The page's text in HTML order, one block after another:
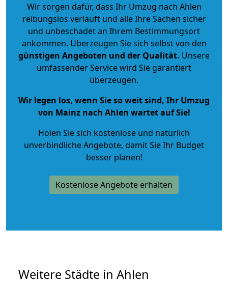
Wir sorgen dafür, dass Ihr Umzug nach Ahlen
reibungslos verläuft und alle Ihre Sachen sicher
und unbeschadet an Ihrem Bestimmungsort
ankommen. Überzeugen Sie sich selbst von den
günstigen Angeboten und der Qualität. Unsere
umfassender Service wird Sie garantiert
überzeugen.
Wir legen los, wenn Sie so weit sind, Ihr Umzug
von Mainz nach Ahlen wartet auf Sie!
Holen Sie sich kostenlose und natürlich
unverbindliche Angebote, damit Sie Ihr Budget
besser planen!
Kostenlose Angebote erhalten
Weitere Städte in Ahlen